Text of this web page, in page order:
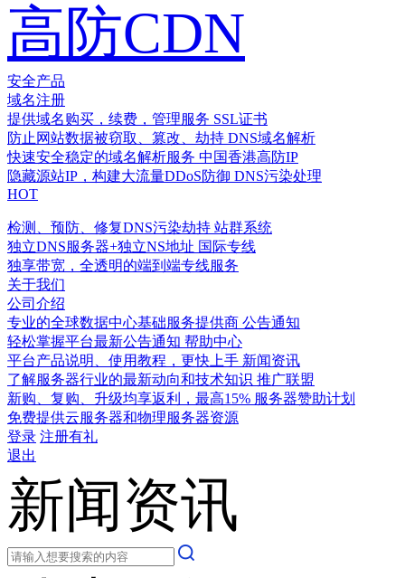
高防CDN
安全产品
域名注册
提供域名购买，续费，管理服务 SSL证书
防止网站数据被窃取、篡改、劫持 DNS域名解析
快速安全稳定的域名解析服务 中国香港高防IP
隐藏源站IP，构建大流量DDoS防御 DNS污染处理
HOT
检测、预防、修复DNS污染劫持 站群系统
独立DNS服务器+独立NS地址 国际专线
独享带宽，全透明的端到端专线服务
关于我们
公司介绍
专业的全球数据中心基础服务提供商 公告通知
轻松掌握平台最新公告通知 帮助中心
平台产品说明、使用教程，更快上手 新闻资讯
了解服务器行业的最新动向和技术知识 推广联盟
新购、复购、升级均享返利，最高15% 服务器赞助计划
免费提供云服务器和物理服务器资源
登录 注册有礼
退出
新闻资讯